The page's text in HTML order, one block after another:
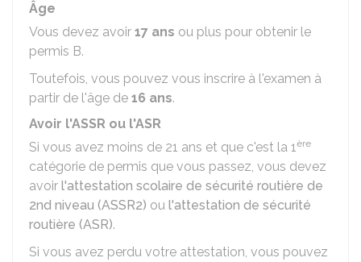
Âge
Vous devez avoir 17 ans ou plus pour obtenir le
permis B.
Toutefois, vous pouvez vous inscrire à l'examen à
partir de l'âge de 16 ans.
Avoir l'ASSR ou l'ASR
Si vous avez moins de 21 ans et que c'est la 1ère
catégorie de permis que vous passez, vous devez
avoir l'attestation scolaire de sécurité routière de
2nd niveau (ASSR2) ou l'attestation de sécurité
routière (ASR).
Si vous avez perdu votre attestation, vous pouvez